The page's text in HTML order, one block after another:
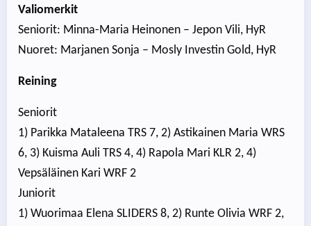
Valiomerkit
Seniorit: Minna-Maria Heinonen – Jepon Vili, HyR
Nuoret: Marjanen Sonja – Mosly Investin Gold, HyR
Reining
Seniorit
1) Parikka Mataleena TRS 7, 2) Astikainen Maria WRS
6, 3) Kuisma Auli TRS 4, 4) Rapola Mari KLR 2, 4)
Vepsäläinen Kari WRF 2
Juniorit
1) Wuorimaa Elena SLIDERS 8, 2) Runte Olivia WRF 2,